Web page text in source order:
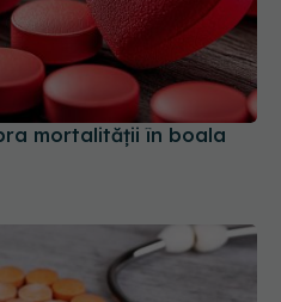
mortalității în boala